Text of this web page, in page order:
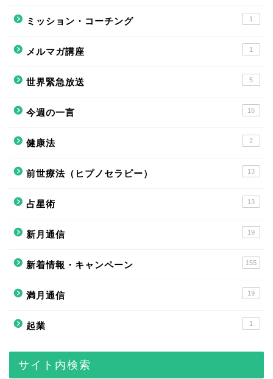
ミッション・コーチング 1
メルマガ講座 1
世界緊急放送 5
今週の一言 16
健康法 2
前世療法（ヒプノセラピー） 13
占星術 13
新月通信 19
新着情報・キャンペーン 155
満月通信 19
起業 1
サイト内検索